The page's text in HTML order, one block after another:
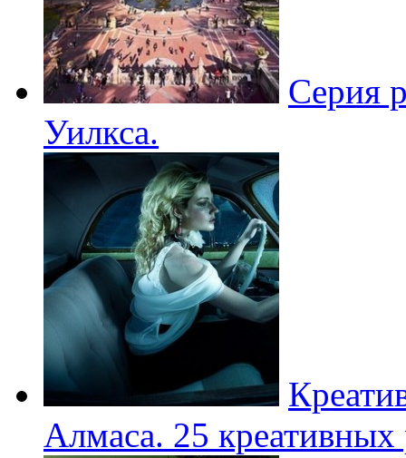
Серия
Уилкса.
Алмаса. 25 креативных